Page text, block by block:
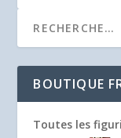
BOUTIQUE
Toutes les